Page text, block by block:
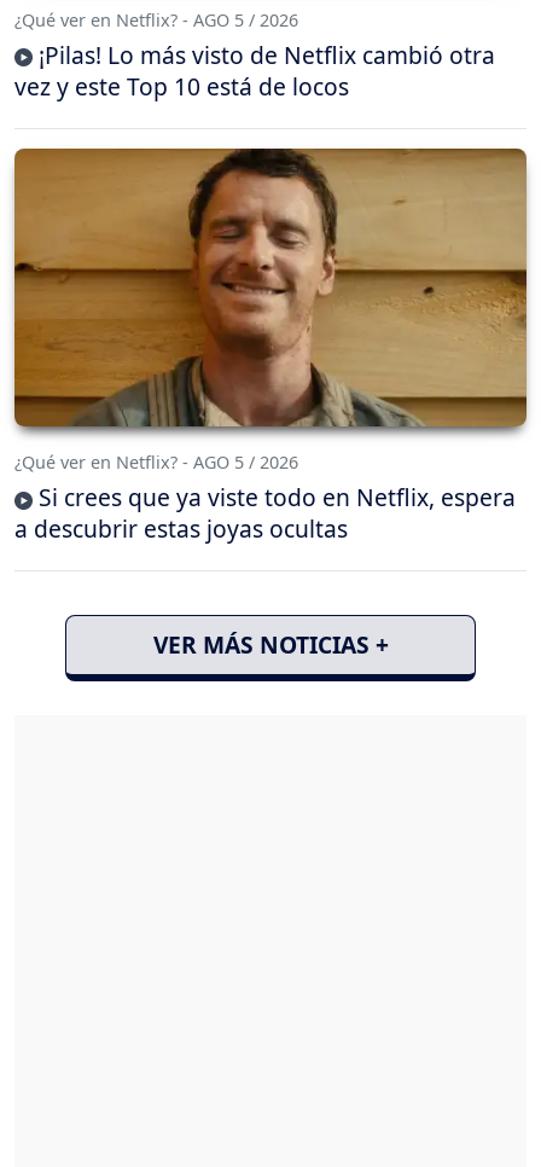
¿Qué ver en Netflix? - AGO 5 / 2026
¡Pilas! Lo más visto de Netflix cambió otra
vez y este Top 10 está de locos
¿Qué ver en Netflix? - AGO 5 / 2026
Si crees que ya viste todo en Netflix, espera
a descubrir estas joyas ocultas
VER MÁS NOTICIAS +